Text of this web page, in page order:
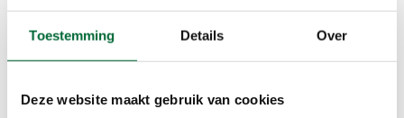
Toestemming Details Over
Deze website maakt gebruik van cookies
Wandeltechniek
Foto: Debby Damkat